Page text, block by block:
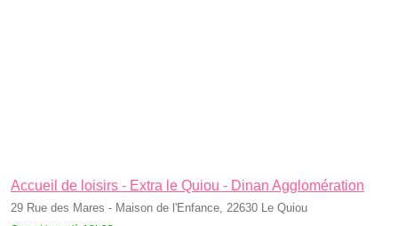
Accueil de loisirs - Extra le Quiou - Dinan Agglomération
29 Rue des Mares - Maison de l'Enfance, 22630 Le Quiou